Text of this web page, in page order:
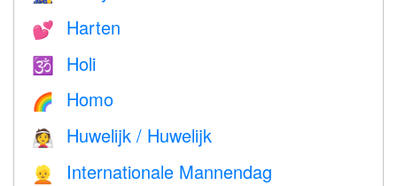
💕 Harten
🕉 Holi
🌈 Homo
👰 Huwelijk / Huwelijk
👱 Internationale Mannendag